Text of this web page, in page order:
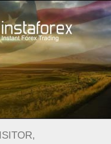
Трейдерам